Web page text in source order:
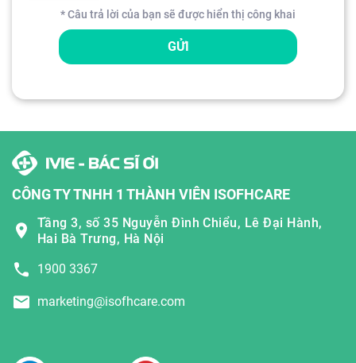
* Câu trả lời của bạn sẽ được hiển thị công khai
GỬI
CÔNG TY TNHH 1 THÀNH VIÊN ISOFHCARE
Tầng 3, số 35 Nguyễn Đình Chiểu, Lê Đại Hành,
Hai Bà Trưng, Hà Nội
1900 3367
marketing@isofhcare.com